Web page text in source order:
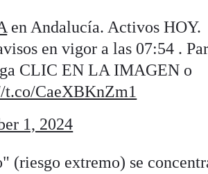
en Andalucía. Activos HOY.
en vigor a las 07:54 .
CLIC EN LA IMAGEN o
t.co/CaeXBKnZm1
1, 2024
(riesgo extremo) se